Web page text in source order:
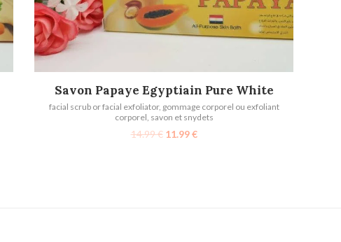
AJOUTER AU PANIER
Savon Papaye Egyptiain Pure White
facial scrub or facial exfoliator, gommage corporel ou exfoliant
corporel savon et snydets
14.99€ 11.99€